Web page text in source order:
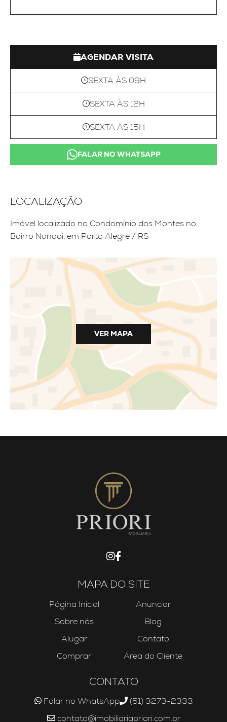
AGENDAR VISITA
SEXTA ÀS 09H
SEXTA ÀS 12H
SEXTA ÀS 15H
FALAR NO WHATSAPP
LOCALIZAÇÃO
Imóvel localizado no Condomínio dos Montes no
Bairro Nonoai, em Porto Alegre / RS
VER MAPA
MAPA DO SITE
Página Inicial
Sobre nós
Alugar
Comprar
Anunciar
Blog
Contato
Área do Cliente
CONTATO
Falar no WhatsApp
(51) 3273-2333
contato@imobiliariapriori.com.br